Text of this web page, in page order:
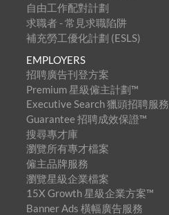
自由工作配對計劃
求職者 - 常見求職陷阱
補充勞工優化計劃 (ESLS)
EMPLOYERS
招聘廣告刊登方案
Premium 星級僱主計劃™
Executive Search 獵頭招聘服務
Guarantee 招聘成效保證™
搜尋專才庫
瀏覽所有專才檔案
僱主品牌服務
瀏覽星級企業檔案
15X Growth 星級企業方案™
Banner Ads 橫幅廣告服務